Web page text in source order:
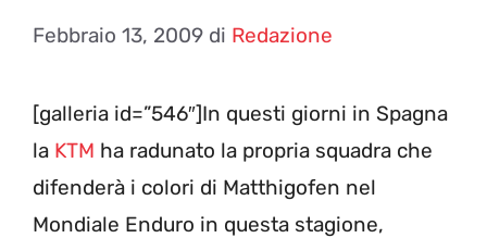
Febbraio 13, 2009 di Redazione
[galleria id=”546″]In questi giorni in Spagna
la KTM ha radunato la propria squadra che
difenderà i colori di Matthigofen nel
Mondiale Enduro in questa stagione,